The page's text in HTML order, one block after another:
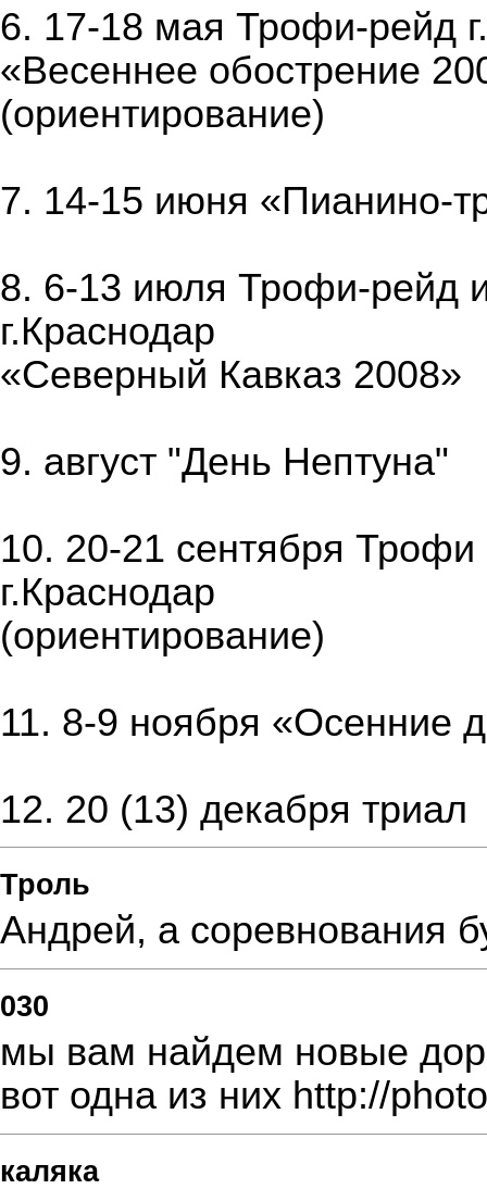
6. 17-18 мая Трофи-рейд
«Весеннее обострение
(ориентирование)
7. 14-15 июня «Пианино-
8. 6-13 июля Трофи-рейд
г.Краснодар
«Северный Кавказ 2008»
9. август "День Нептуна"
10. 20-21 сентября
г.Краснодар
(ориентирование)
11. 8-9 ноября «Осенние
12. 20 (13) декабря триал
Троль
Андрей, а соревнования
030
мы вам найдем новые
вот одна из них http://
каляка